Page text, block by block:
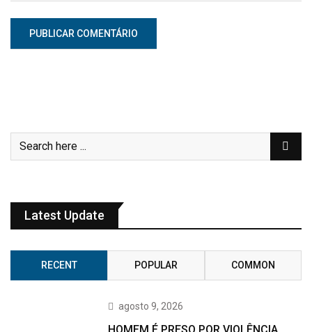
Latest Update
RECENT POPULAR COMMON
agosto 9, 2026
HOMEM É PRESO POR VIOLÊNCIA